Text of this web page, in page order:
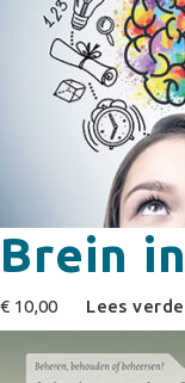
Brein
€ 10,00 Lees